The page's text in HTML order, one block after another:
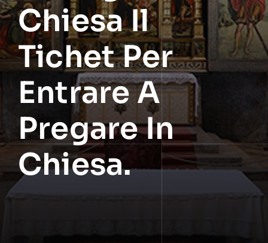
Chiesa Il
Tichet Per
Entrare A
Pregare In
Chiesa.